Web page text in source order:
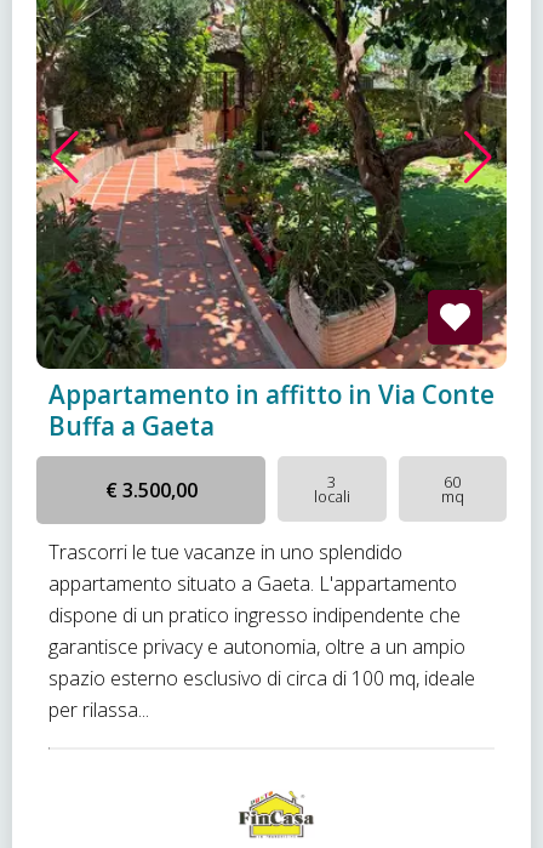
Appartamento in affitto in Via Conte
Buffa a Gaeta
€ 3.500,00 3
locali
60
mq
Trascorri le tue vacanze in uno splendido
appartamento situato a Gaeta. L'appartamento
dispone di un pratico ingresso indipendente che
garantisce privacy e autonomia, oltre a un ampio
spazio esterno esclusivo di circa di 100 mq, ideale
per rilassa...